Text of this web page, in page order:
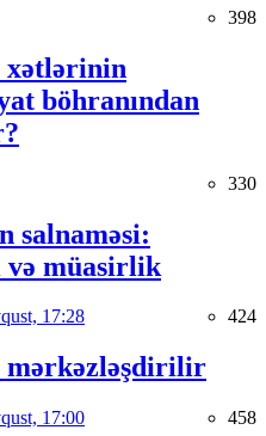
398
xətlərinin
böhranından
330
salnaməsi:
və müasirlik
17:28 424
17:00 458